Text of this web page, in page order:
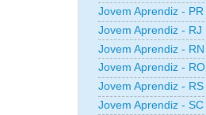
Jovem Aprendiz - PR
Jovem Aprendiz - RJ
Jovem Aprendiz - RN
Jovem Aprendiz - RO
Jovem Aprendiz - RS
Jovem Aprendiz - SC